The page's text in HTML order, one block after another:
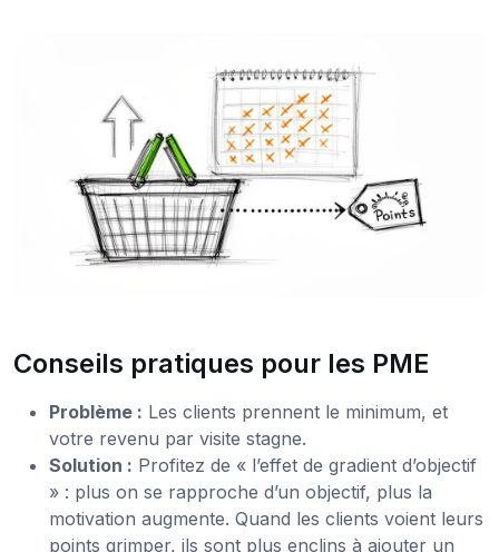
Conseils pratiques pour les PME
Problème : Les clients prennent le minimum, et
votre revenu par visite stagne.
Solution : Profitez de « l’effet de gradient d’objectif
» : plus on se rapproche d’un objectif, plus la
motivation augmente. Quand les clients voient leurs
points grimper, ils sont plus enclins à ajouter un